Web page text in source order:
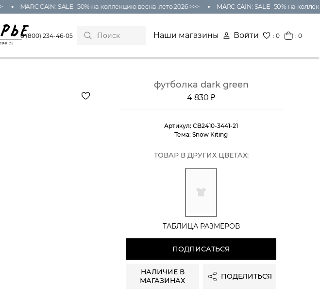
MARC CAIN: SALE -50% на коллекцию весна-лето 2026 >>> MARC CAIN: SALE -50% на
8 (800) 234-46-05 Наши магазины Войти :0 : 0
футболка dark green
4 830 ₽
Артикул:CB2410-3441-21
Тема:Snow Kiting
ТОВАР В ДРУГИХ ЦВЕТАХ:
ТАБЛИЦА РАЗМЕРОВ
ПОДПИСАТЬСЯ
НАЛИЧИЕ В
МАГАЗИНАХ
ПОДЕЛИТЬСЯ